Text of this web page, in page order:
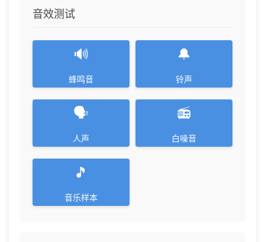
音效测试
🔊
蜂鸣音
🔔
铃声
🗣️
人声
📻
白噪音
🎵
音乐样本